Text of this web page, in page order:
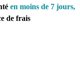
en moins de 7 jours,
de frais